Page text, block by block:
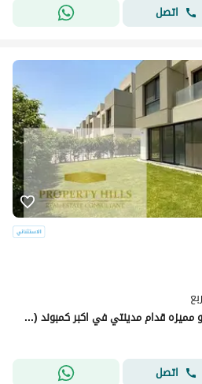
اتصل
بمقدم صفر هتمتلك فيلا تحفه و مميزه قدام مدينتي في اكبر كمبوند ( ساكن و عايش )
اتصل